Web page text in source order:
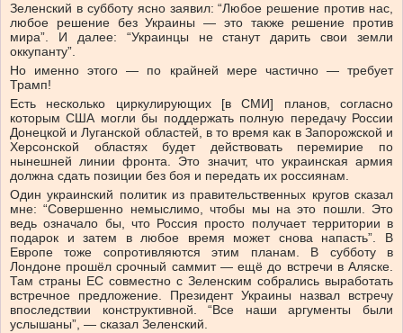
Зеленский в субботу ясно заявил: “Любое решение против нас,
любое решение без Украины — это также решение против
мира”. И далее: “Украинцы не станут дарить свои земли
оккупанту”.
Но именно этого — по крайней мере частично — требует
Трамп!
Есть несколько циркулирующих [в СМИ] планов, согласно
которым США могли бы поддержать полную передачу России
Донецкой и Луганской областей, в то время как в Запорожской и
Херсонской областях будет действовать перемирие по
нынешней линии фронта. Это значит, что украинская армия
должна сдать позиции без боя и передать их россиянам.
Один украинский политик из правительственных кругов сказал
мне: “Совершенно немыслимо, чтобы мы на это пошли. Это
ведь означало бы, что Россия просто получает территории в
подарок и затем в любое время может снова напасть”. В
Европе тоже сопротивляются этим планам. В субботу в
Лондоне прошёл срочный саммит — ещё до встречи в Аляске.
Там страны ЕС совместно с Зеленским собрались выработать
встречное предложение. Президент Украины назвал встречу
впоследствии конструктивной. “Все наши аргументы были
услышаны”, — сказал Зеленский.